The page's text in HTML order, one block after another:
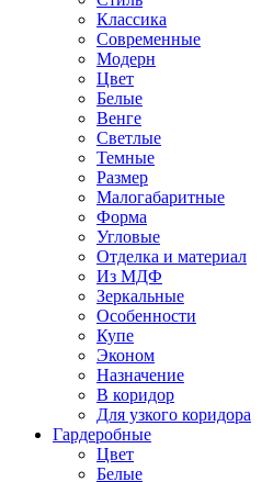
Классика
Современные
Модерн
Цвет
Белые
Венге
Светлые
Темные
Размер
Малогабаритные
Форма
Угловые
Отделка и материал
Из МДФ
Зеркальные
Особенности
Купе
Эконом
Назначение
В коридор
Для узкого коридора
Гардеробные
Цвет
Белые